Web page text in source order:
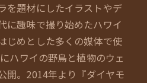
を題材にしたイラストやデ
に趣味で撮り始めたハワイ
じめとした多くの媒体で使
ハワイの野鳥と植物のウェ
開。2014年より『ダイヤモ